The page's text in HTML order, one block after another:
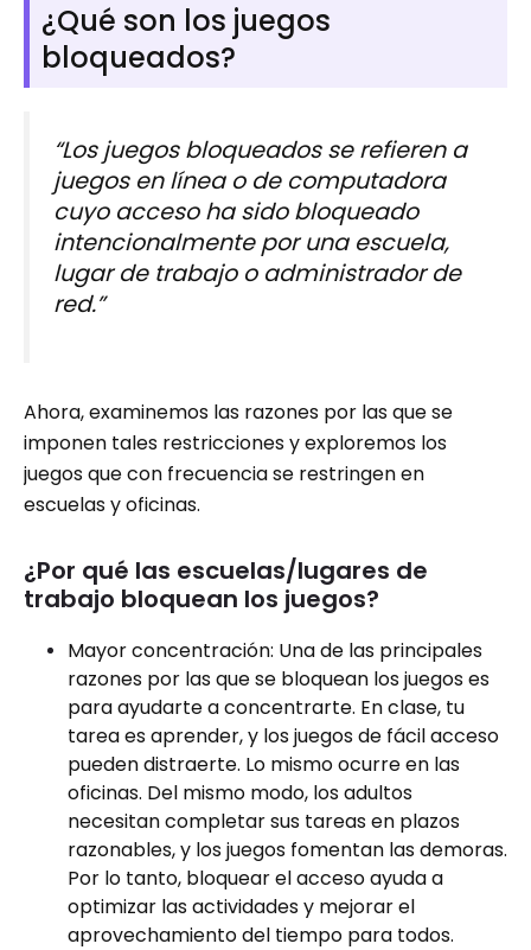
¿Qué son los juegos
bloqueados?
“Los juegos bloqueados se refieren a
juegos en línea o de computadora
cuyo acceso ha sido bloqueado
intencionalmente por una escuela,
lugar de trabajo o administrador de
red.”
Ahora, examinemos las razones por las que se
imponen tales restricciones y exploremos los
juegos que con frecuencia se restringen en
escuelas y oficinas.
¿Por qué las escuelas/lugares de
trabajo bloquean los juegos?
Mayor concentración: Una de las principales
razones por las que se bloquean los juegos es
para ayudarte a concentrarte. En clase, tu
tarea es aprender, y los juegos de fácil acceso
pueden distraerte. Lo mismo ocurre en las
oficinas. Del mismo modo, los adultos
necesitan completar sus tareas en plazos
razonables, y los juegos fomentan las demoras.
Por lo tanto, bloquear el acceso ayuda a
optimizar las actividades y mejorar el
aprovechamiento del tiempo para todos.